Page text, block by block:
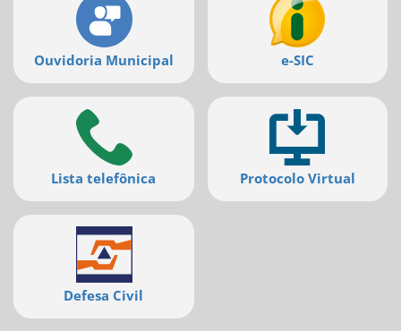
Ouvidoria Municipal e-SIC
Lista telefônica Protocolo Virtual
Defesa Civil